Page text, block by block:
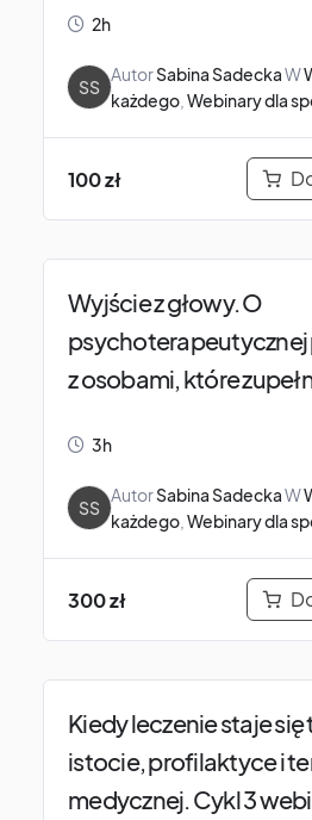
2h
SS
AutorSabina SadeckaW
każdego Webinary dla
100zł
Wyjście z głowy. O
psychoterapeutycznej
z osobami, które
3h
SS
AutorSabina SadeckaW
każdego Webinary dla
300zł
Kiedy leczenie staje
istocie, profilaktyce i
medycznej. Cykl 3